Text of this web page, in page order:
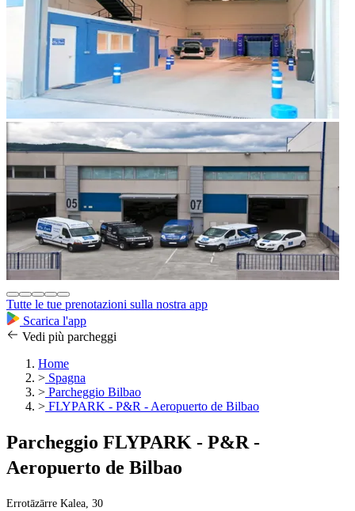
Tutte le tue prenotazioni sulla nostra app
Scarica l'app
Vedi più parcheggi
Home
> Spagna
> Parcheggio Bilbao
> FLYPARK - P&R - Aeropuerto de Bilbao
Parcheggio FLYPARK - P&R -
Aeropuerto de Bilbao
Errotāzārre Kalea, 30